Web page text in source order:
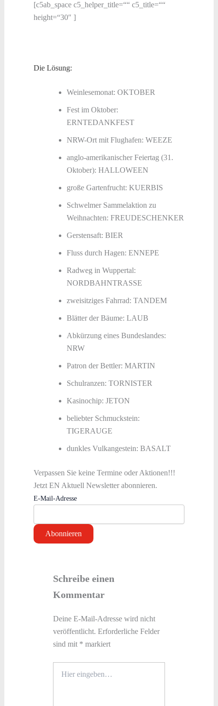
[c5ab_space c5_helper_title=““ c5_title=““
height=“30″ ]
Die Lösung:
Weinlesemonat: OKTOBER
Fest im Oktober:
ERNTEDANKFEST
NRW-Ort mit Flughafen: WEEZE
anglo-amerikanischer Feiertag (31.
Oktober): HALLOWEEN
große Gartenfrucht: KUERBIS
Schwelmer Sammelaktion zu
Weihnachten: FREUDESCHENKER
Gerstensaft: BIER
Fluss durch Hagen: ENNEPE
Radweg in Wuppertal:
NORDBAHNTRASSE
zweisitziges Fahrrad: TANDEM
Blätter der Bäume: LAUB
Abkürzung eines Bundeslandes:
NRW
Patron der Bettler: MARTIN
Schulranzen: TORNISTER
Kasinochip: JETON
beliebter Schmuckstein:
TIGERAUGE
dunkles Vulkangestein: BASALT
Verpassen Sie keine Termine oder Aktionen!!!
Jetzt EN Aktuell Newsletter abonnieren.
E-Mail-Adresse
Schreibe einen
Kommentar
Deine E-Mail-Adresse wird nicht
veröffentlicht. Erforderliche Felder
sind mit * markiert
eingeben…